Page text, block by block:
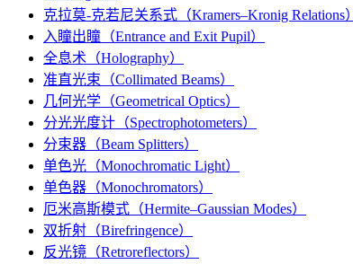
克拉莫-克若尼关系式（Kramers–Kronig Relations）
入瞳出瞳（Entrance and Exit Pupil）
全息术（Holography）
准直光束（Collimated Beams）
几何光学（Geometrical Optics）
分光光度计（Spectrophotometers）
分束器（Beam Splitters）
单色光（Monochromatic Light）
单色器（Monochromators）
厄米高斯模式（Hermite–Gaussian Modes）
双折射（Birefringence）
反光镜（Retroreflectors）